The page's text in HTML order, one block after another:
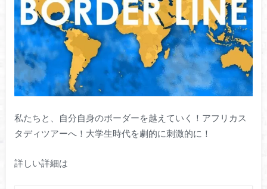
私たちと、自分自身のボーダーを越えていく！アフリカス
タディツアーへ！大学生時代を劇的に刺激的に！
詳しい詳細は